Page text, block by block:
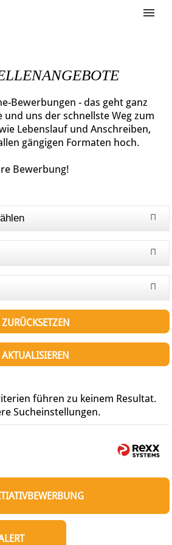
Bewerbungen - das geht ganz
und uns der schnellste Weg zum
Lebenslauf und Anschreiben,
gängigen Formaten hoch.
Bewerbung!
ZURÜCKSETZEN
AKTUALISIEREN
führen zu keinem Resultat.
Sucheinstellungen.